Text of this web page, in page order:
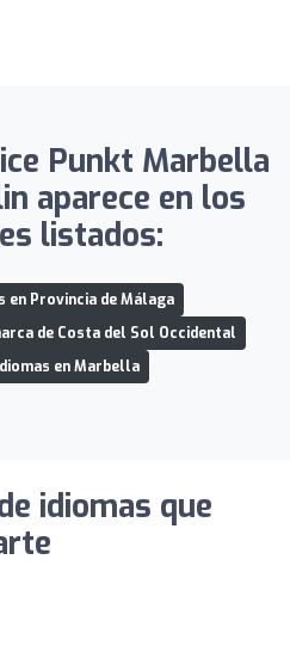
Punkt Marbella
aparece en los
listados:
en Provincia de Málaga
de Costa del Sol Occidental
en Marbella
idiomas que